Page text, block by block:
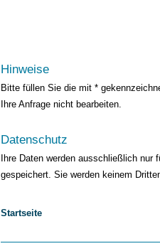
Hinweise
Bitte füllen Sie die mit *
Ihre Anfrage nicht bearbeiten.
Datenschutz
Ihre Daten werden ausschließlich
gespeichert. Sie werden keinem
Startseite